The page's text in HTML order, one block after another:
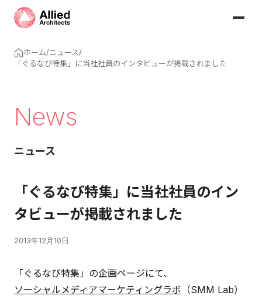
ホーム/ニュース/
「ぐるなび特集」に当社社員のインタビューが掲載されました
News
ニュース
「ぐるなび特集」に当社社員のイン
タビューが掲載されました
2013年12月10日
「ぐるなび特集」の企画ページにて、
ソーシャルメディアマーケティングラボ （SMM Lab）